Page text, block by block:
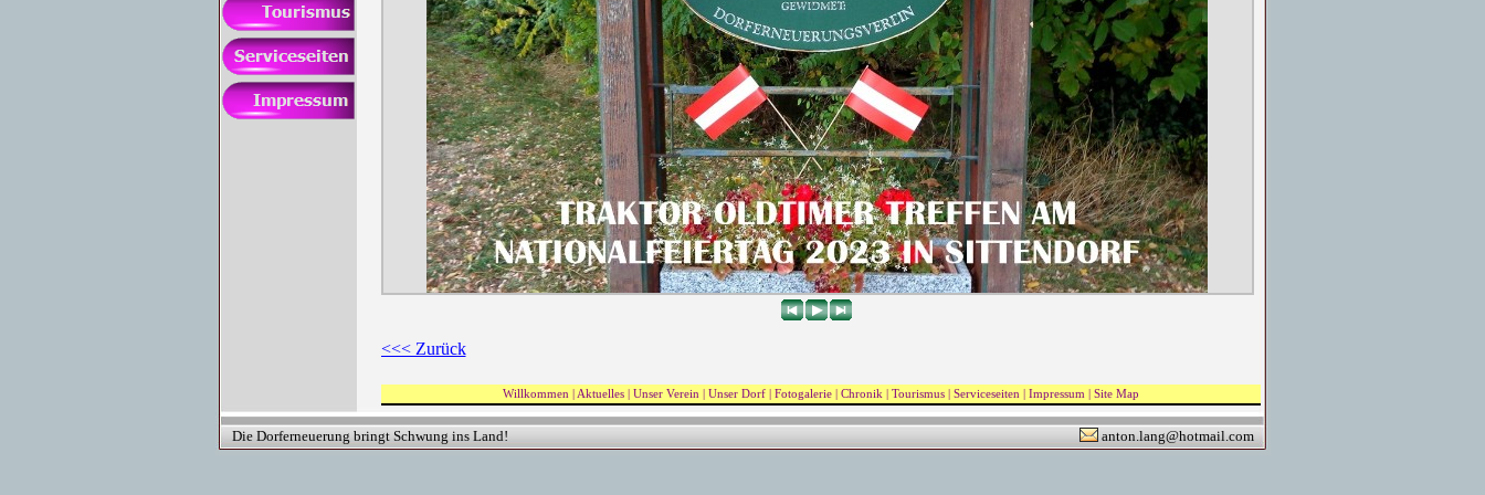
<<< Zurück
Willkommen | Aktuelles| Unser Verein | Unser Dorf| Fotogalerie| Chronik | Tourismus| Serviceseiten | Impressum | Site Map
Die Dorferneuerung bringt Schwung ins Land! anton.lang@hotmail.com